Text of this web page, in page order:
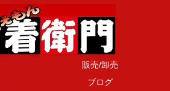
販売/卸売
ブログ